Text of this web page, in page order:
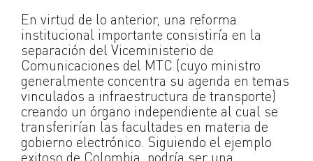
En virtud de lo anterior, una reforma
institucional importante consistiría en la
separación del Viceministerio de
Comunicaciones del MTC (cuyo ministro
generalmente concentra su agenda en temas
vinculados a infraestructura de transporte)
creando un órgano independiente al cual se
transferirían las facultades en materia de
gobierno electrónico. Siguiendo el ejemplo
exitoso de Colombia, podría ser una